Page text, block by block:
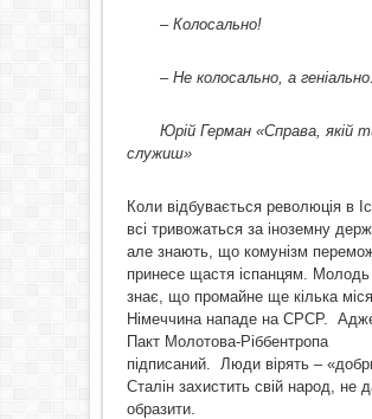
– Колосально!
– Не колосально, а геніально.
Юрій Герман «Справа, якій
служиш»
Коли відбувається революція в
всі тривожаться за іноземну
але знають, що комунізм
принесе щастя іспанцям. Молодь
знає, що промайне ще кілька
Німеччина нападе на СРСР.
Пакт Молотова-Ріббентропа
підписаний. Люди вірять –
Сталін захистить свій народ, не
образити.